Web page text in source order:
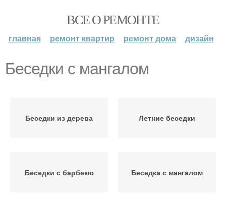
ВСЕ О РЕМОНТЕ
главная ремонт квартир ремонт дома дизайн
Беседки с мангалом
Беседки из дерева Летние беседки
Беседки с барбекю Беседка с мангалом